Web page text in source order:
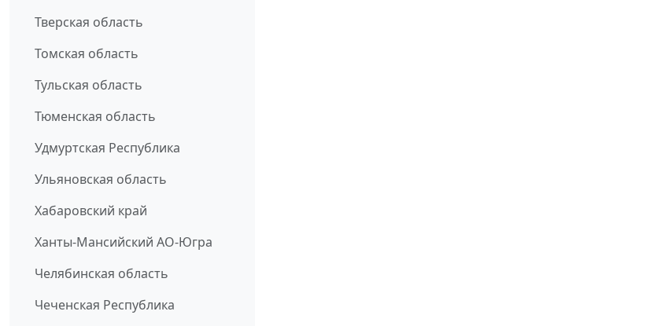
Тверская область
Томская область
Тульская область
Тюменская область
Удмуртская Республика
Ульяновская область
Хабаровский край
Ханты-Мансийский АО-Югра
Челябинская область
Чеченская Республика